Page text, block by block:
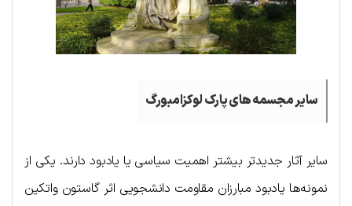
سایر مجسمه های پارک لوکزامبورگ
سایر آثار جدیدتر بیشتر اهمیت سیاسی یا یادبود دارند. یکی از
نمونه‌ها یادبود مبارزان مقاومت دانشجویی اثر گاستون واتکین